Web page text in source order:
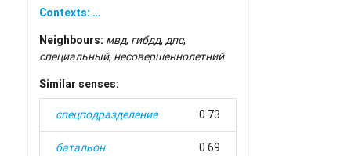
Contexts: …
Neighbours: мвд, гибдд,дпс,
специальный, несовершеннолетний
Similar senses:
спецподразделение 0.73
батальон 0.69